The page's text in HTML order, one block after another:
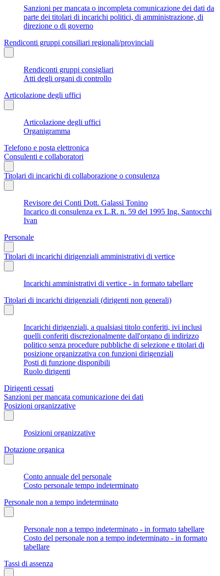
Sanzioni per mancata o incompleta comunicazione dei dati da
parte dei titolari di incarichi politici, di amministrazione, di
direzione o di governo
Rendiconti gruppi consiliari regionali/provinciali
Rendiconti gruppi consigliari
Atti degli organi di controllo
Articolazione degli uffici
Articolazione degli uffici
Organigramma
Telefono e posta elettronica
Consulenti e collaboratori
Titolari di incarichi di collaborazione o consulenza
Revisore dei Conti Dott. Galassi Tonino
Incarico di consulenza ex L.R. n. 59 del 1995 Ing. Santocchi
Ivan
Personale
Titolari di incarichi dirigenziali amministrativi di vertice
Incarichi amministrativi di vertice - in formato tabellare
Titolari di incarichi dirigenziali (dirigenti non generali)
Incarichi dirigenziali, a qualsiasi titolo conferiti, ivi inclusi
quelli conferiti discrezionalmente dall'organo di indirizzo
politico senza procedure pubbliche di selezione e titolari di
posizione organizzativa con funzioni dirigenziali
Posti di funzione disponibili
Ruolo dirigenti
Dirigenti cessati
Sanzioni per mancata comunicazione dei dati
Posizioni organizzative
Posizioni organizzative
Dotazione organica
Conto annuale del personale
Costo personale tempo indeterminato
Personale non a tempo indeterminato
Personale non a tempo indeterminato - in formato tabellare
Costo del personale non a tempo indeterminato - in formato
tabellare
Tassi di assenza